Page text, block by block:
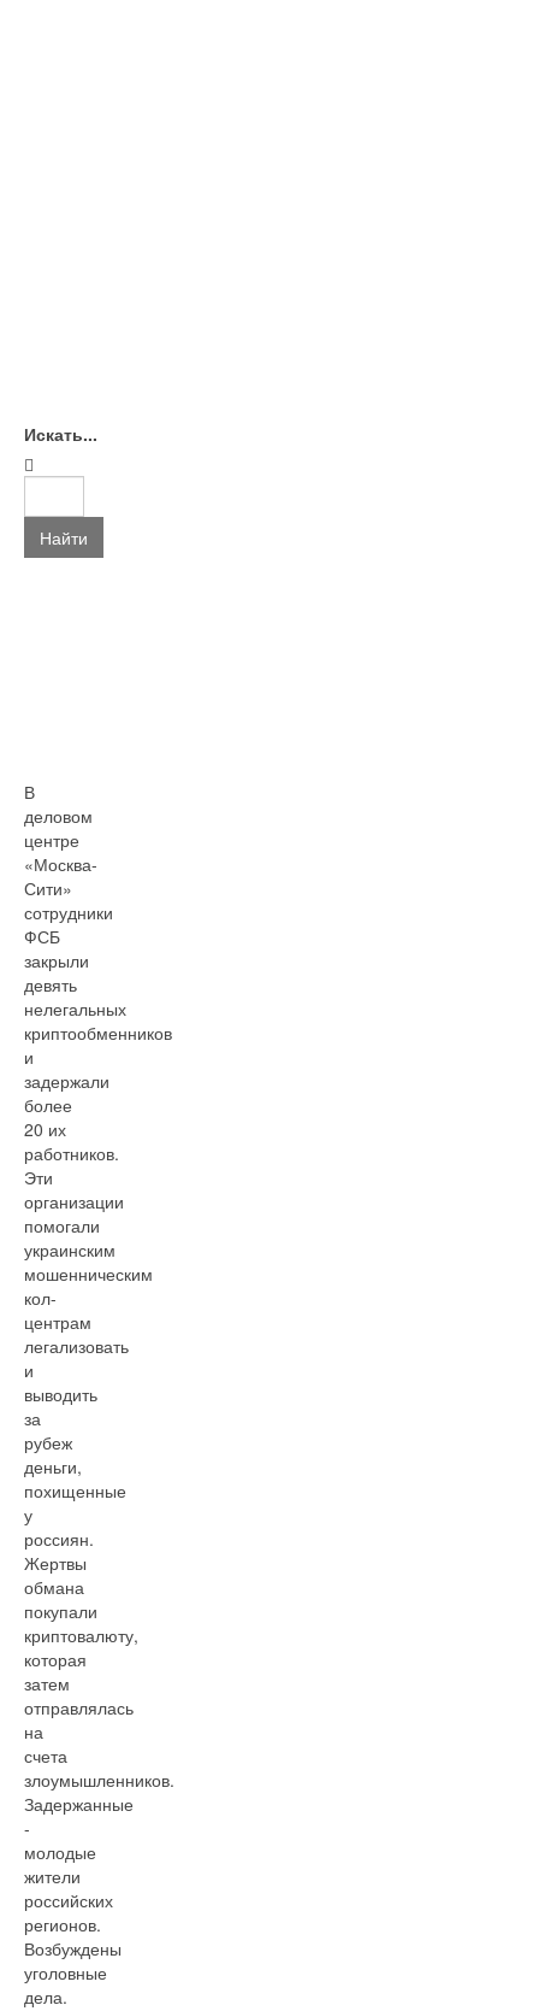
Искать...
Найти
В
деловом
центре
«Москва-
Сити»
сотрудники
ФСБ
закрыли
девять
нелегальных
криптообменников
и
задержали
более
20 их
работников.
Эти
организации
помогали
украинским
мошенническим
кол-
центрам
легализовать
и
выводить
за
рубеж
деньги,
похищенные
у
россиян.
Жертвы
обмана
покупали
криптовалюту,
которая
затем
отправлялась
на
счета
злоумышленников.
Задержанные
-
молодые
жители
российских
регионов.
Возбуждены
уголовные
дела.